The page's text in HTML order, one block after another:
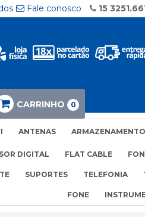
Fale conosco 15
CARRINHO 0
ANTENAS ARMAZENAMENTO
DIGITAL FLAT CABLE
SUPORTES TELEFONIA
FONE